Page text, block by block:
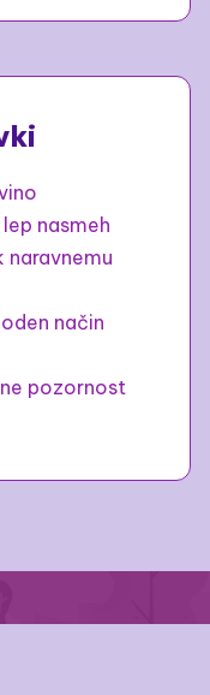
nasmeh
naravnemu
način
pozornost